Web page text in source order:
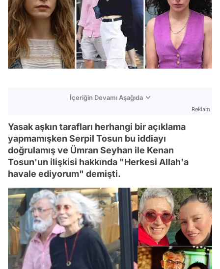
İçeriğin Devamı Aşağıda
Reklam
Yasak aşkın tarafları herhangi bir açıklama
yapmamışken Serpil Tosun bu iddiayı
doğrulamış ve Ümran Seyhan ile Kenan
Tosun'un ilişkisi hakkında "Herkesi Allah'a
havale ediyorum" demişti.